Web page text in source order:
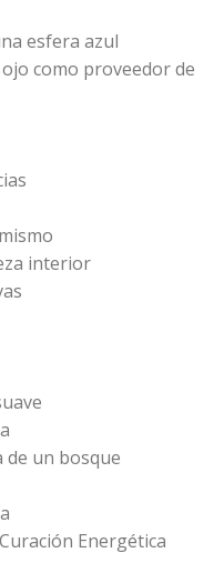
esfera azul
ojo como proveedor de
interior
de un bosque
Energética